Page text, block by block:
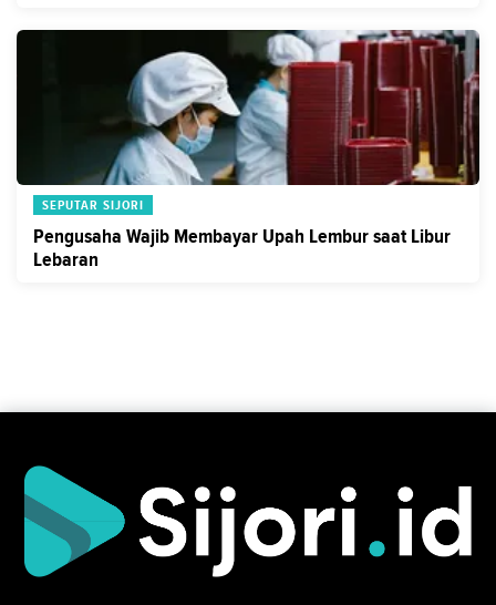
SEPUTAR SIJORI
Pengusaha Wajib Membayar Upah Lembur saat Libur
Lebaran